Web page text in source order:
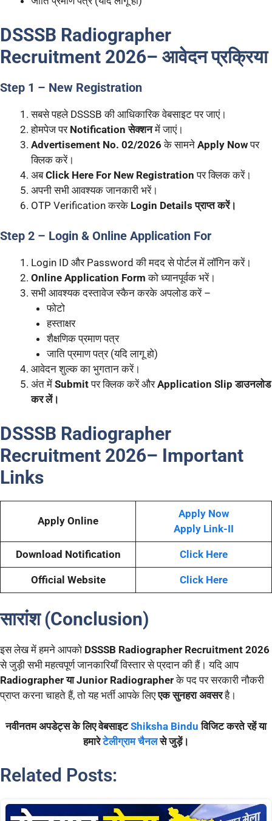
DSSSB Radiographer
Recruitment 2026– आवेदन प्रक्रिया
Step 1 – New Registration
सबसे पहले DSSSB की आधिकारिक वेबसाइट पर जाएं।
होमपेज पर Notification सेक्शनमें जाएं।
Advertisement No. 02/2026के सामने Apply Nowपर
क्लिक करें।
अबClick Here For New Registration पर क्लिक करें।
अपनी सभी आवश्यक जानकारी भरें।
OTP Verification करके Login Details प्राप्त करें।
Step 2 – Login & Online Application For
Login ID और Password की मदद से पोर्टल में लॉगिन करें।
Online Application Form को ध्यानपूर्वक भरें।
सभी आवश्यक दस्तावेज स्कैन करके अपलोड करें –
फोटो
हस्ताक्षर
शैक्षणिक प्रमाण पत्र
जाति प्रमाण पत्र (यदि लागू हो)
आवेदन शुल्क का भुगतान करें।
अंत में Submitपर क्लिक करें औरApplication Slip डाउनलोड
कर लें।
DSSSB Radiographer
Recruitment 2026– Important
Links
Apply Online
Apply Now
Apply Link-II
Download Notification Click Here
Official Website Click Here
सारांश (Conclusion)
इस लेख में हमने आपको DSSSB Radiographer Recruitment 2026
से जुड़ी सभी महत्वपूर्ण जानकारियाँ विस्तार से प्रदान की हैं। यदि आप
Radiographer या Junior Radiographerके पद पर सरकारी नौकरी
प्राप्त करना चाहते हैं, तो यह भर्ती आपके लिएएक सुनहरा अवसरहै।
नवीनतम अपडेट्स के लिए वेबसाइटShiksha Bindu विजिट करते रहें या
हमारेटेलीग्राम चैनल से जुड़ें।
Related Posts: